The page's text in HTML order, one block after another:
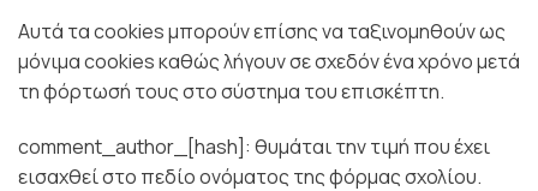
Αυτά τα cookies μπορούν επίσης να ταξινομηθούν ως
μόνιμα cookies καθώς λήγουν σε σχεδόν ένα χρόνο μετά
τη φόρτωσή τους στο σύστημα του επισκέπτη.
comment_author_[hash]: θυμάται την τιμή που έχει
εισαχθεί στο πεδίο ονόματος της φόρμας σχολίου.